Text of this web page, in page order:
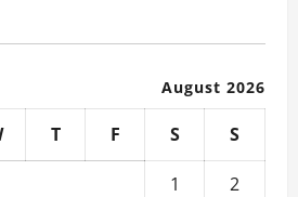
August 2026
T F S S
1
2